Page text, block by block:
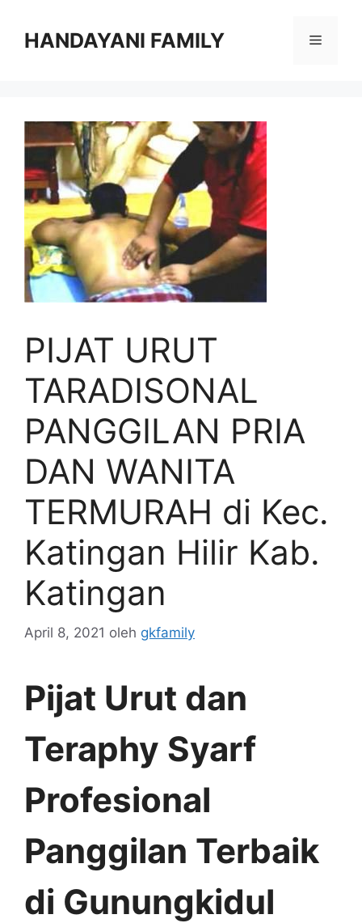
HANDAYANI FAMILY Menu
PIJAT URUT
TARADISONAL
PANGGILAN PRIA
DAN WANITA
TERMURAH di Kec.
Katingan Hilir Kab.
Katingan
April 8, 2021 oleh gkfamily
Pijat Urut dan
Teraphy Syarf
Profesional
Panggilan Terbaik
di Gunungkidul